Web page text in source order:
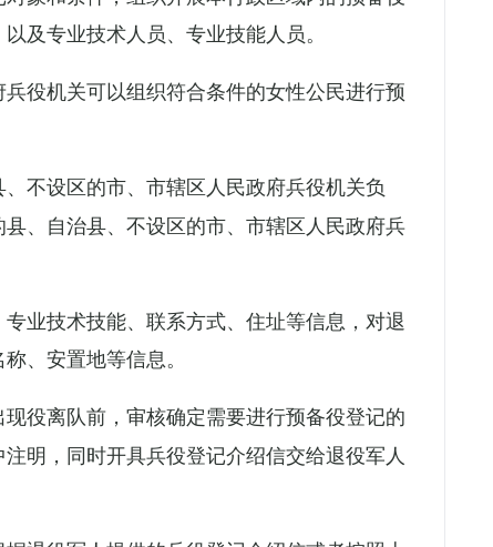
及专业技术人员、专业技能人员。
役机关可以组织符合条件的女性公民进行预
不设区的市、市辖区人民政府兵役机关负
、自治县、不设区的市、市辖区人民政府兵
业技术技能、联系方式、住址等信息，对退
、安置地等信息。
役离队前，审核确定需要进行预备役登记的
明，同时开具兵役登记介绍信交给退役军人